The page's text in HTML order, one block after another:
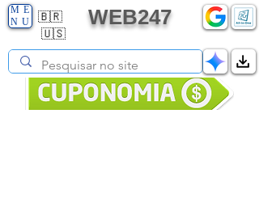
🇧🇷
🇺🇸
ME
NU
WEB247